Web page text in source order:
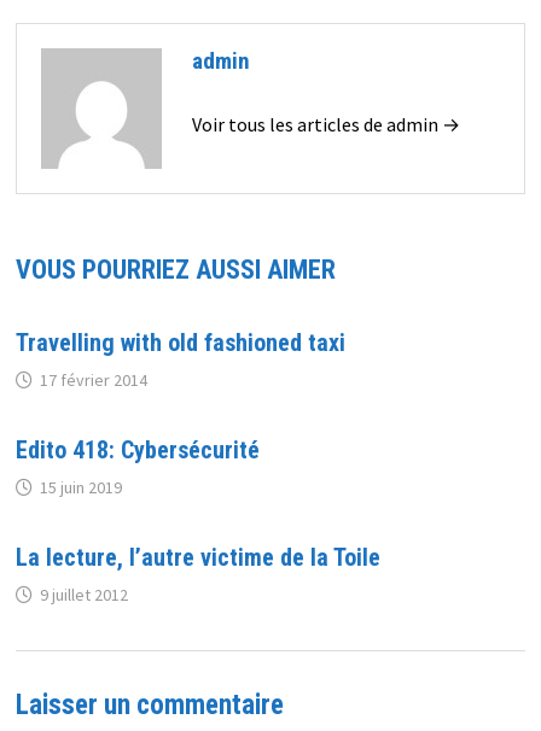
admin
Voir tous les articles de admin →
VOUS POURRIEZ AUSSI AIMER
Travelling with old fashioned taxi
17 février 2014
Edito 418: Cybersécurité
15 juin 2019
La lecture, l’autre victime de la Toile
9 juillet 2012
Laisser un commentaire